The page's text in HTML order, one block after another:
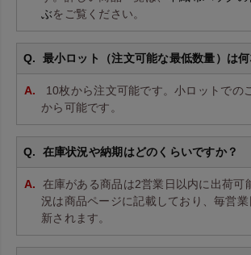
ぶをご覧ください。
最小ロット（注文可能な最低数量）は
10枚から注文可能です。小ロットでの
から可能です。
在庫状況や納期はどのくらいですか？
在庫がある商品は2営業日以内に出荷可
況は商品ページに記載しており、毎営
新されます。